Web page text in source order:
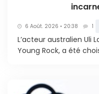
6 Août. 2026 • 20:38 1
L’acteur australien Uli
Young Rock, a été